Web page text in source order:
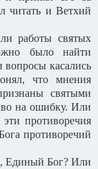
читать и Ветхий
работы святых
было найти
касались
что мнения
святыми
на ошибку. Или
противоречия
противоречий
Единый Бог? Или